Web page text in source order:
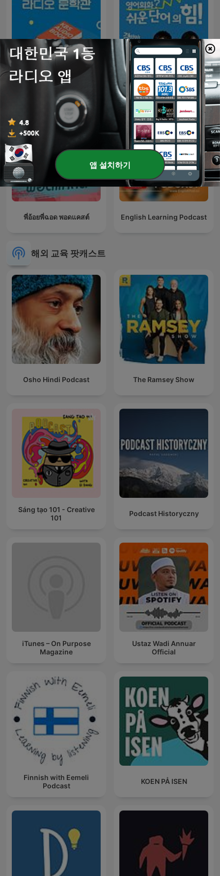
[KBS] 라디오 문학관
영어회화? 쉬운 단어의 힘! -
연습
พี่อ้อยพี่ฉอด พอดแคสต์ English Learning Podcast
해외 교육 팟캐스트
Osho Hindi Podcast The Ramsey Show
Sáng tạo 101 - Creative
101
Podcast Historyczny
iTunes – On Purpose
Magazine
Ustaz Wadi Annuar
Official
Finnish with Eemeli
Podcast
KOEN PÅ ISEN
앱 설치하기